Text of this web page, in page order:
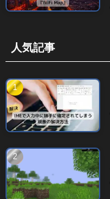
人気記事